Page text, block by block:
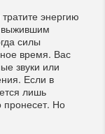
энергию
выжившим
силы
время. Вас
звуки или
Если в
лишь
пронесет. Но